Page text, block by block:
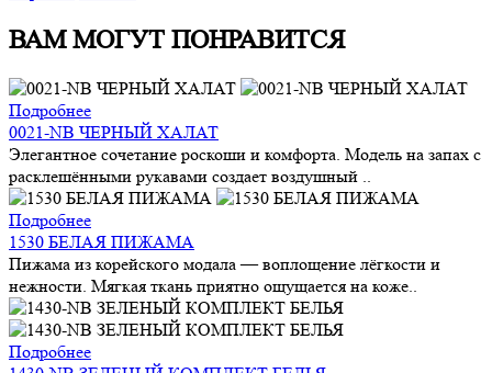
ВАМ МОГУТ ПОНРАВИТСЯ
Подробнее
0021-NB ЧЕРНЫЙ ХАЛАТ
Элегантное сочетание роскоши и комфорта. Модель на запах с
расклешёнными рукавами создает воздушный ..
Подробнее
1530 БЕЛАЯ ПИЖАМА
Пижама из корейского модала — воплощение лёгкости и
нежности. Мягкая ткань приятно ощущается на коже..
Подробнее